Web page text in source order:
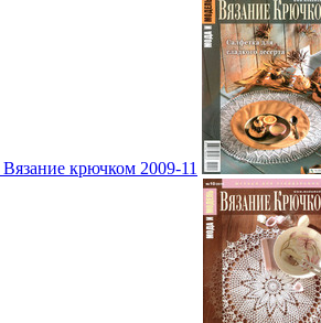
крючком 2009-11